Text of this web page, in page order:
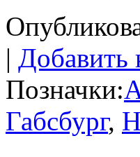
| Добавить
Позначки:
Габсбург,